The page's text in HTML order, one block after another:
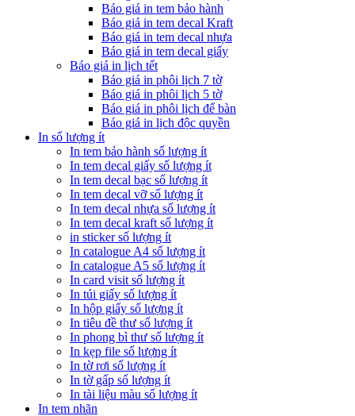
Báo giá in tem bảo hành
Báo giá in tem decal Kraft
Báo giá in tem decal nhựa
Báo giá in tem decal giấy
Báo giá in lịch tết
Báo giá in phôi lịch 7 tờ
Báo giá in phôi lịch 5 tờ
Báo giá in phôi lịch để bàn
Báo giá in lịch độc quyền
In số lượng ít
In tem bảo hành số lượng ít
In tem decal giấy số lượng ít
In tem decal bạc số lượng ít
In tem decal vỡ số lượng ít
In tem decal nhựa số lượng ít
In tem decal kraft số lượng ít
in sticker số lượng ít
In catalogue A4 số lượng ít
In catalogue A5 số lượng ít
In card visit số lượng ít
In túi giấy số lượng ít
In hộp giấy số lượng ít
In tiêu đề thư số lượng ít
In phong bì thư số lượng ít
In kẹp file số lượng ít
In tờ rơi số lượng ít
In tờ gấp số lượng ít
In tài liệu màu số lượng ít
In tem nhãn